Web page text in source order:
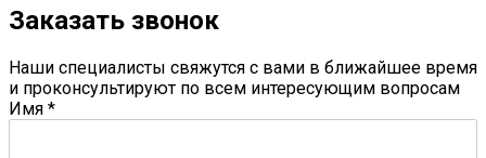
Заказать звонок
Наши специалисты свяжутся с вами в ближайшее время
и проконсультируют по всем интересующим вопросам
Имя *